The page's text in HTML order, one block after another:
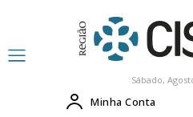
Sábado,
Minha Conta